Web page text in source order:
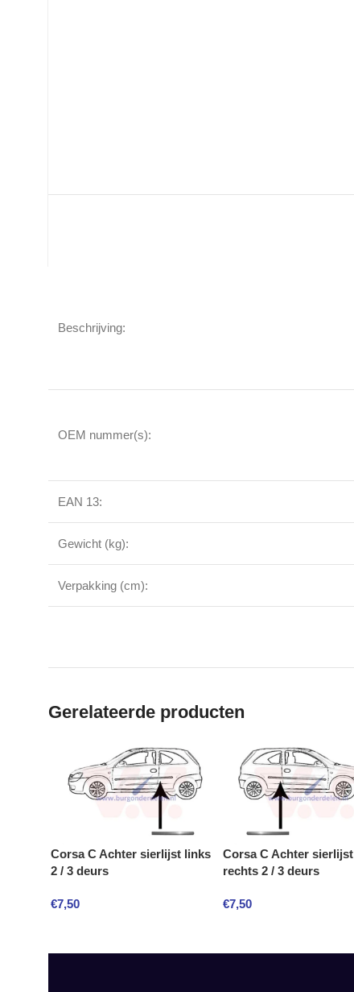
Beschrijving:
OEM nummer(s):
EAN 13:
Gewicht (kg):
Verpakking (cm):
Gerelateerde producten
Corsa C Achter sierlijst links
2 / 3 deurs
€7,50
Corsa C Achter sierlijst
rechts 2 / 3 deurs
€7,50